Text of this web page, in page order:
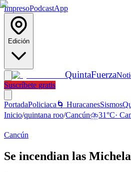
ImpresoPodcastApp
Edición
QuintaFuerza
Suscríbete gratis
PortadaPoliciaca 🌀 HuracanesSismos
Inicio/quintana roo/Cancún⛈️31°C·
Cancún
Se incendian las